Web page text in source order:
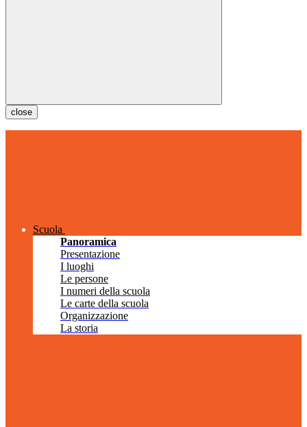
close
Scuola
Panoramica
Presentazione
I luoghi
Le persone
I numeri della scuola
Le carte della scuola
Organizzazione
La storia